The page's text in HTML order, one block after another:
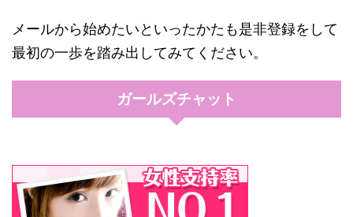
メールから始めたいといったかたも是非登録をして
最初の一歩を踏み出してみてください。
ガールズチャット